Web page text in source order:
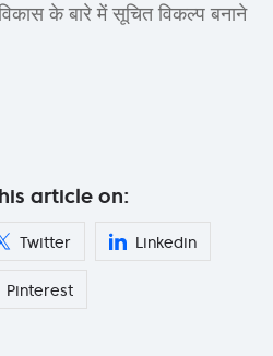
के बारे में सूचित विकल्प बनाने
article on:
Twitter Linkedin
Pinterest